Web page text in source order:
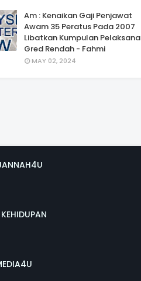
Am : Kenaikan Gaji Penjawat
Awam 35 Peratus Pada 2007
Libatkan Kumpulan Pelaksana
Gred Rendah - Fahmi
MAY 02, 2024